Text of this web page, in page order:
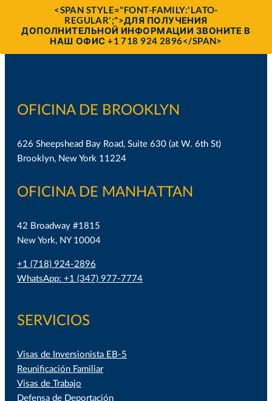
<SPAN STYLE="FONT-FAMILY:'LATO-
REGULAR';">ДЛЯ ПОЛУЧЕНИЯ
ДОПОЛНИТЕЛЬНОЙ ИНФОРМАЦИИ ЗВОНИТЕ В
НАШ ОФИС +1 718 924 2896</SPAN>
OFICINA DE BROOKLYN
626 Sheepshead Bay Road, Suite 630 (at W. 6th St)
Brooklyn, New York 11224
OFICINA DE MANHATTAN
42 Broadway #1815
New York, NY 10004
+1 (718) 924-2896
WhatsApp: +1 (347) 977-7774
SERVICIOS
Visas de Inversionista EB-5
Reunificación Familiar
Visas de Trabajo
Defensa de Deportación